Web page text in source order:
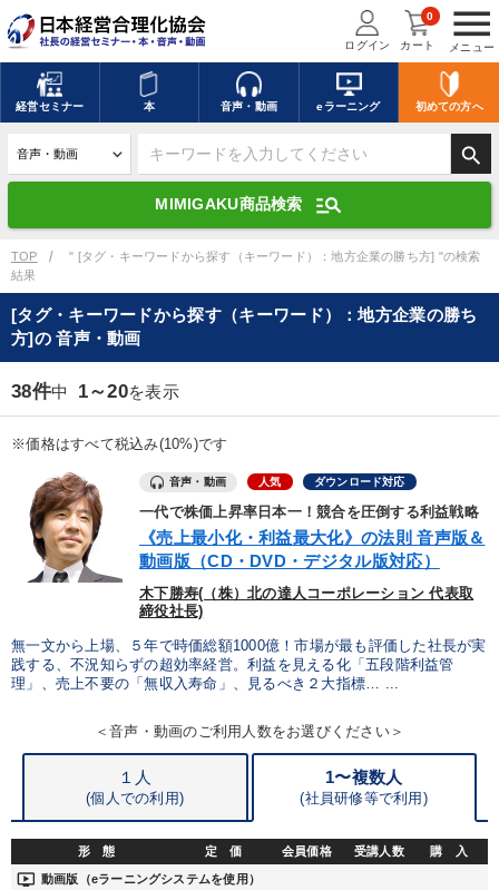
menu
メニュー
ログイン カート
0
経営セミナー 本 音声・動画 eラーニング 初めての方へ
search
MIMIGAKU商品検索 manage_search
キーワードを入力して探す
デジタル版対応のみ検索結果に表示する
search 上記の条件で検索
mic 講演収録物を探す
ます
カテゴリー
優秀各社の智恵と戦略 事業家のロマンと経営
若手異才経営者の発想 専門家のアドバイス
リーダーの器量を学ぶ
テーマ
【最新刊】時代を超える経営150の言葉＋社長のスピーチ・話材
集２タイトル
2026年春季全国経営者セミナー収録講演ＣＤ・講演ＤＶＤ・デジ
タル版（音声／動画ストリーミング・ダウンロード）
2025年夏季全国経営者セミナー収録講演ＣＤ・講演ＤＶＤ・デジ
タル版（音声／動画ストリーミング・ダウンロード）
TOP
" [タグ・キーワードから探す（キーワード）：地方企業の勝ち方] "の検索
結果
[タグ・キーワードから探す（キーワード）：地方企業の勝ち
方]の 音声・動画
38件中 1～20を表示
※価格はすべて税込み(10%)です
音声・動画 人気 ダウンロード対応
一代で株価上昇率日本一！競合を圧倒する利益戦略
《売上最小化・利益最大化》の法則 音声版＆
動画版（CD・DVD・デジタル版対応）
木下勝寿(（株）北の達人コーポレーション 代表取
締役社長)
無一文から上場、５年で時価総額1000億！市場が最も評価した社長が実
践する、不況知らずの超効率経営。利益を見える化「五段階利益管
理」、売上不要の「無収入寿命」、見るべき２大指標… ...
＜音声・動画のご利用人数をお選びください＞
１人
(個人での利用)
1〜複数人
(社員研修等で利用)
形 態 定 価 会員価格 受講人数 購 入
ondemand_video 動画版（eラーニングシステムを使用）